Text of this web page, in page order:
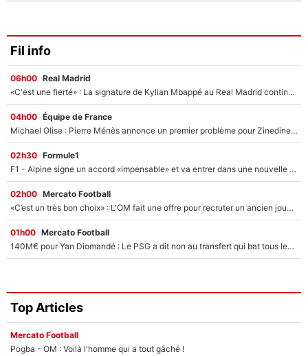
Fil info
06h00 Real Madrid
«C'est une fierté» : La signature de Kylian Mbappé au Real Madrid continue de régaler l'Espagne
04h00 Équipe de France
Michael Olise : Pierre Ménès annonce un premier problème pour Zinedine Zidane en équipe de France
02h30 Formule1
F1 - Alpine signe un accord «impensable» et va entrer dans une nouvelle dimension : Grande nouvelle pour Pierre Gasly !
02h00 Mercato Football
«C’est un très bon choix» : L'OM fait une offre pour recruter un ancien joueur du PSG... et c'est validé dans l'After Foot !
01h00 Mercato Football
140M€ pour Yan Diomandé : Le PSG a dit non au transfert qui bat tous les records sur le mercato
Top Articles
Mercato Football
Pogba - OM : Voilà l'homme qui a tout gâché !